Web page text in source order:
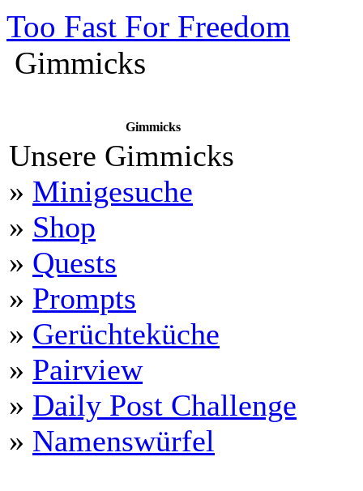
Too Fast For Freedom
Gimmicks
Gimmicks
Unsere Gimmicks
» Minigesuche
» Shop
» Quests
» Prompts
» Gerüchteküche
» Pairview
» Daily Post Challenge
» Namenswürfel